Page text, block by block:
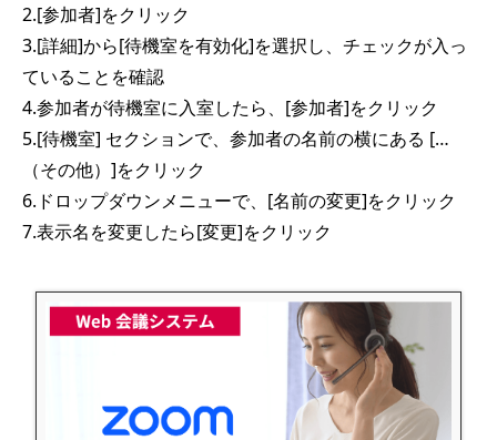
2.[参加者]をクリック
3.[詳細]から[待機室を有効化]を選択し、チェックが入っ
ていることを確認
4.参加者が待機室に入室したら、[参加者]をクリック
5.[待機室] セクションで、参加者の名前の横にある […
（その他）]をクリック
6.ドロップダウンメニューで、[名前の変更]をクリック
7.表示名を変更したら[変更]をクリック